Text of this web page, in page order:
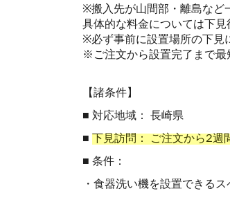
※搬入先が山間部・離島など
具体的な料金については下
※必ず事前に設置場所の下見
※ご注文から設置完了まで最
【諸条件】
■ 対応地域： 長崎県
■ 下見訪問： ご注文から2
■ 条件：
・食器洗い機を設置できる